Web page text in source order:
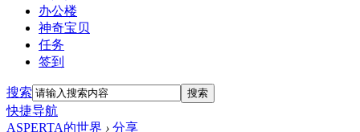
办公楼
神奇宝贝
任务
签到
搜索 搜索
快捷导航
ASPERTA的世界 › 分享